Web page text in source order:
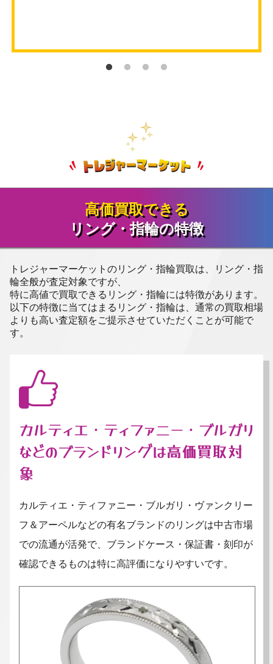
高価買取できる
リング・指輪の特徴
トレジャーマーケットのリング・指輪買取は、リング・指
輪全般が査定対象ですが、
特に高値で買取できるリング・指輪には特徴があります。
以下の特徴に当てはまるリング・指輪は、通常の買取相場
よりも高い査定額をご提示させていただくことが可能で
す。
カルティエ・ティファニー・ブルガリ
などのブランドリングは高価買取対
象
カルティエ・ティファニー・ブルガリ・ヴァンクリー
フ＆アーペルなどの有名ブランドのリングは中古市場
での流通が活発で、ブランドケース・保証書・刻印が
確認できるものは特に高評価になりやすいです。